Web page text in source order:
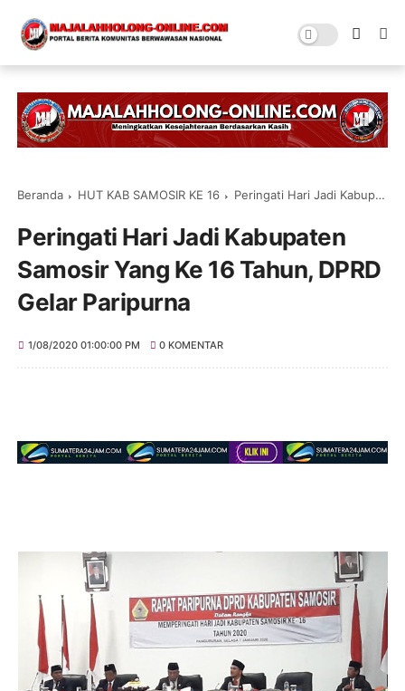
Beranda HUT KAB SAMOSIR KE 16 Peringati Hari Jadi Kabupaten Samosir Yang Ke 16 Tahun, DPRD Gelar Paripurna
Peringati Hari Jadi Kabupaten
Samosir Yang Ke 16 Tahun, DPRD
Gelar Paripurna
1/08/2020 01:00:00 PM 0 KOMENTAR